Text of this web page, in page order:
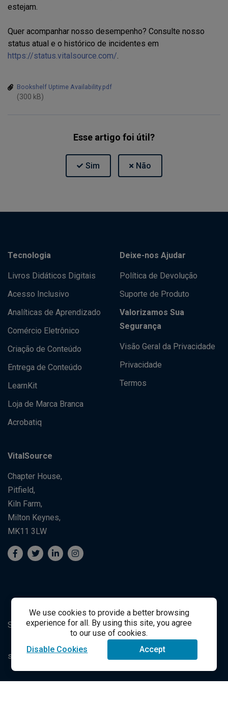
We use cookies to provide a better browsing
experience for all. By using this site, you agree
to our use of cookies.
Disable Cookies
Accept
estejam.
Quer acompanhar nosso desempenho? Consulte nosso
status atual e o histórico de incidentes em
https://status.vitalsource.com/.
Bookshelf Uptime Availability.pdf
(300 kB)
Esse artigo foi útil?
Tecnologia
Livros Didáticos Digitais
Acesso Inclusivo
Analíticas de Aprendizado
Comércio Eletrônico
Criação de Conteúdo
Entrega de Conteúdo
LearnKit
Loja de Marca Branca
Acrobatiq
Deixe-nos Ajudar
Política de Devolução
Suporte de Produto
Valorizamos Sua
Segurança
Visão Geral da Privacidade
Privacidade
Termos
VitalSource
Chapter House,
Pitfield,
Kiln Farm,
Milton Keynes,
MK11 3LW
Suporte ao Estudante Student Support
success@vitalsource.com